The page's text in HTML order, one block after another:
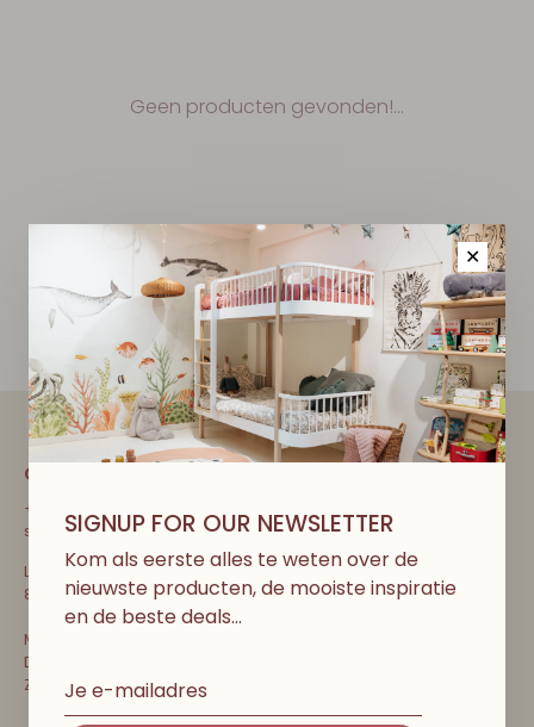
Geen producten gevonden!...
CONTACT
+32 471 31 52 68
shop@couleurlocalekids.eu
Lippenslaan 297
8300 Knokke-Heist, België
Ma-Vrij: 10u-13u en 13u30-18u30
Di: Terug open! 10u-13u en 13u30-18u30
Za, zo, vakanties & feestdagen: 10u-18u30
✕
SIGNUP FOR OUR NEWSLETTER
Kom als eerste alles te weten over de
nieuwste producten, de mooiste inspiratie
en de beste deals…